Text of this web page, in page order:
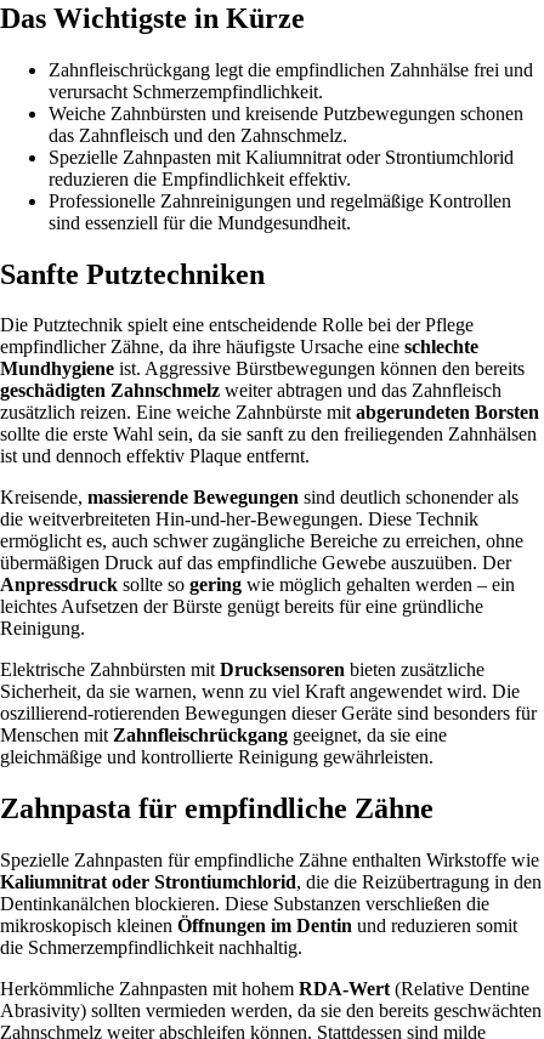
Das Wichtigste in Kürze
Zahnfleischrückgang legt die empfindlichen Zahnhälse frei und
verursacht Schmerzempfindlichkeit.
Weiche Zahnbürsten und kreisende Putzbewegungen schonen
das Zahnfleisch und den Zahnschmelz.
Spezielle Zahnpasten mit Kaliumnitrat oder Strontiumchlorid
reduzieren die Empfindlichkeit effektiv.
Professionelle Zahnreinigungen und regelmäßige Kontrollen
sind essenziell für die Mundgesundheit.
Sanfte Putztechniken
Die Putztechnik spielt eine entscheidende Rolle bei der Pflege
empfindlicher Zähne, da ihre häufigste Ursache eine schlechte
Mundhygiene ist. Aggressive Bürstbewegungen können den bereits
geschädigten Zahnschmelz weiter abtragen und das Zahnfleisch
zusätzlich reizen. Eine weiche Zahnbürste mitabgerundeten Borsten
sollte die erste Wahl sein, da sie sanft zu den freiliegenden Zahnhälsen
ist und dennoch effektiv Plaque entfernt.
Kreisende, massierende Bewegungen sind deutlich schonender als
die weitverbreiteten Hin-und-her-Bewegungen. Diese Technik
ermöglicht es, auch schwer zugängliche Bereiche zu erreichen, ohne
übermäßigen Druck auf das empfindliche Gewebe auszuüben. Der
Anpressdruck sollte so gering wie möglich gehalten werden – ein
leichtes Aufsetzen der Bürste genügt bereits für eine gründliche
Reinigung.
Elektrische Zahnbürsten mitDrucksensoren bieten zusätzliche
Sicherheit, da sie warnen, wenn zu viel Kraft angewendet wird. Die
oszillierend-rotierenden Bewegungen dieser Geräte sind besonders für
Menschen mitZahnfleischrückgang geeignet, da sie eine
gleichmäßige und kontrollierte Reinigung gewährleisten.
Zahnpasta für empfindliche Zähne
Spezielle Zahnpasten für empfindliche Zähne enthalten Wirkstoffe wie
Kaliumnitrat oder Strontiumchlorid, die die Reizübertragung in den
Dentinkanälchen blockieren. Diese Substanzen verschließen die
mikroskopisch kleinen Öffnungen im Dentin und reduzieren somit
die Schmerzempfindlichkeit nachhaltig.
Herkömmliche Zahnpasten mit hohem RDA-Wert (Relative Dentine
Abrasivity) sollten vermieden werden, da sie den bereits geschwächten
Zahnschmelz weiter abschleifen können. Stattdessen sind milde